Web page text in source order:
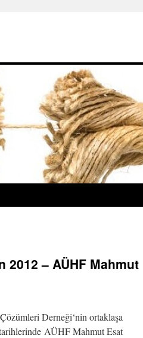
– AÜHF Mahmut
Derneği‘nin ortaklaşa
AÜHF Mahmut Esat